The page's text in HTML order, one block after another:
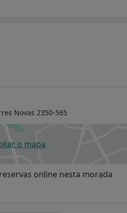
Novas 2350-565
o mapa
abre num novo separador
online nesta morada